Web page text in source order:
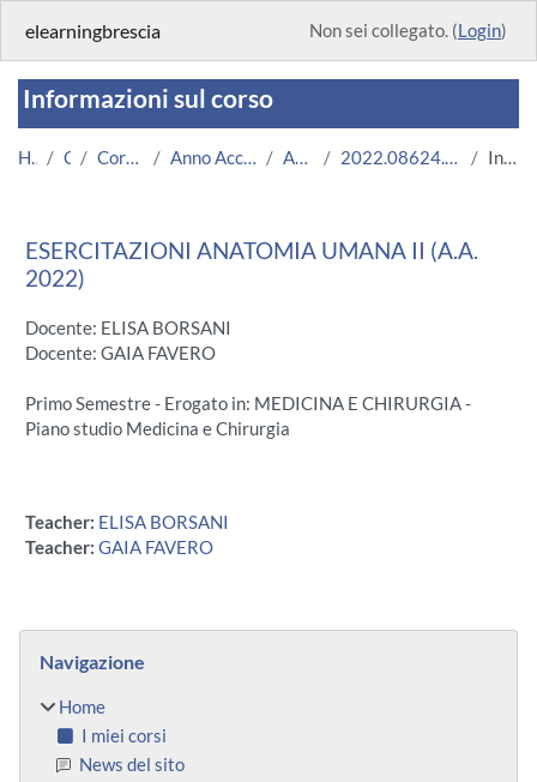
elearningbrescia Non sei collegato. (Login)
Informazioni sul corso
Home Corsi Corsi Istituzionali Anno Accademico 2022/2023 Area Medica 2022.08624.2009.2.A004867.N0_9743 Introduzione
ESERCITAZIONI ANATOMIA UMANA II (A.A.
2022)
Docente: ELISA BORSANI
Docente: GAIA FAVERO
Primo Semestre - Erogato in: MEDICINA E CHIRURGIA -
Piano studio Medicina e Chirurgia
Teacher: ELISA BORSANI
Teacher: GAIA FAVERO
Blocchi
Navigazione
Home
I miei corsi
News del sito